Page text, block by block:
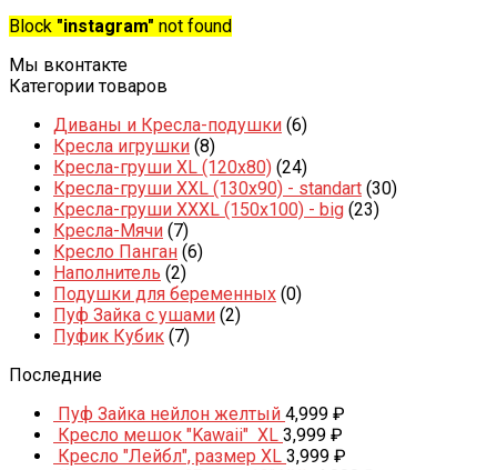
Block "instagram" not found
Мы вконтакте
Категории товаров
Диваны и Кресла-подушки (6)
Кресла игрушки (8)
Кресла-груши XL (120x80) (24)
Кресла-груши XXL (130x90) - standart (30)
Кресла-груши XXXL (150x100) - big (23)
Кресла-Мячи (7)
Кресло Панган (6)
Наполнитель (2)
Подушки для беременных (0)
Пуф Зайка с ушами (2)
Пуфик Кубик (7)
Последние
Пуф Зайка нейлон желтый 4,999 ₽
Кресло мешок "Kawaii" XL 3,999 ₽
Кресло "Лейбл", размер XL 3,999 ₽